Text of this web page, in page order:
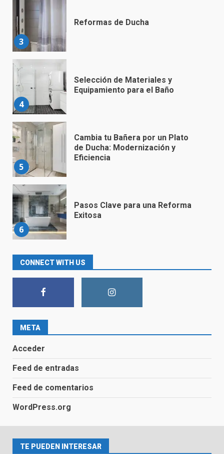
3
Reformas de Ducha
4
Selección de Materiales y
Equipamiento para el Baño
5
Cambia tu Bañera por un Plato
de Ducha: Modernización y
Eficiencia
6
Pasos Clave para una Reforma
Exitosa
Convierte tu Baño en un Espacio
Moderno y Acogedor con
Nuestras Soluciones de Diseño
Innovador
1
Guía Completa para Cambiar una
CONNECT WITH US
META
Acceder
Feed de entradas
Feed de comentarios
WordPress.org
TE PUEDEN INTERESAR